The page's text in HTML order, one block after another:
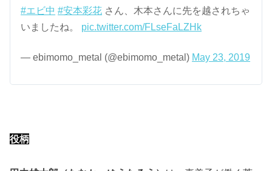
#エビ中 #安本彩花 さん、木本さんに先を越されちゃ
いましたね。 pic.twitter.com/FLseFaLZHk
— ebimomo_metal (@ebimomo_metal) May 23, 2019
役柄